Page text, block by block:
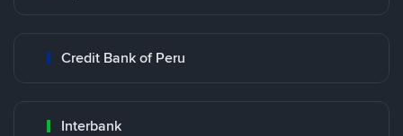
Credit Bank of Peru
Interbank